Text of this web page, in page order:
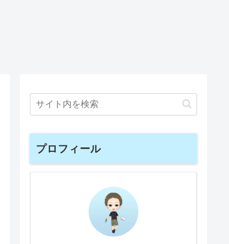
プロフィール